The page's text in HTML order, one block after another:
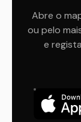
Abre o
ou pelo
e